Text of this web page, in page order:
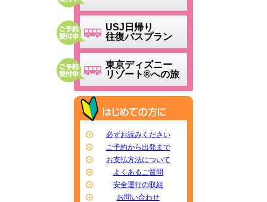
USJ日帰り
往復バスプラン
東京ディズニー
リゾート®への旅
必ずお読みください
ご予約から出発まで
お支払方法について
よくあるご質問
安全運行の取組
お問い合わせ